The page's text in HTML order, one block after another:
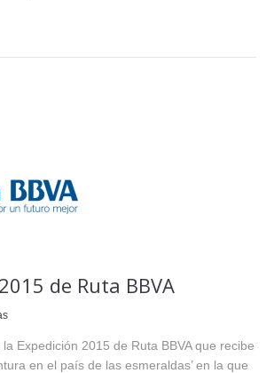
de Ruta BBVA
Expedición 2015 de Ruta BBVA que recibe
en el país de las esmeraldas’ en la que